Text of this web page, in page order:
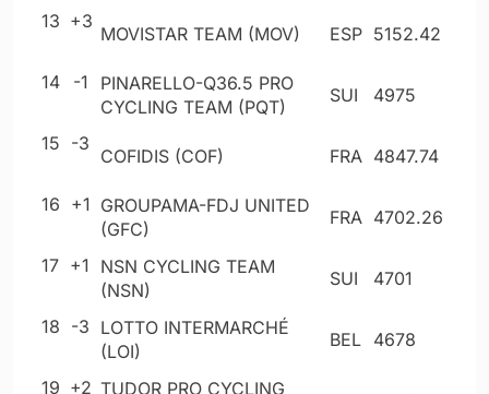
13 +3
MOVISTAR TEAM (MOV) ESP 5152.42
14 -1
PINARELLO-Q36.5 PRO
CYCLING TEAM (PQT)
SUI 4975
15 -3
COFIDIS (COF) FRA 4847.74
16 +1 GROUPAMA-FDJ UNITED
(GFC)
FRA 4702.26
17 +1
NSN CYCLING TEAM
(NSN)
SUI 4701
18 -3 LOTTO INTERMARCHÉ
(LOI)
BEL 4678
19 +2 TUDOR PRO CYCLING